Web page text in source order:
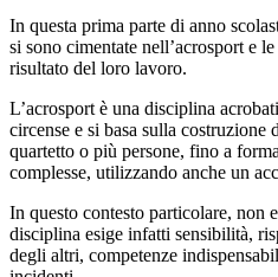
In questa prima parte di anno
si sono cimentate nell’acrosport e
risultato del loro lavoro.
L’acrosport è una disciplina
circense e si basa sulla
quartetto o più persone, fino a
complesse, utilizzando anche un
In questo contesto particolare, non
disciplina esige infatti sensibilità,
degli altri, competenze